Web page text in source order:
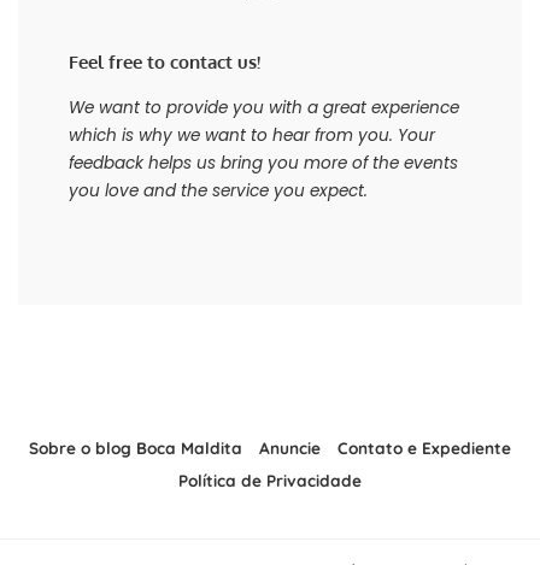
Feel free to contact us!
We want to provide you with a great experience
which is why we want to hear from you. Your
feedback helps us bring you more of the events
you love and the service you expect.
Sobre o blog Boca Maldita Anuncie
Contato e Expediente
Política de Privacidade